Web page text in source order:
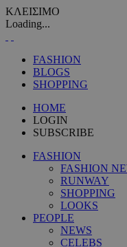
ΚΛΕΙΣΙΜΟ
Loading...
FASHION
BLOGS
SHOPPING
HOME
LOGIN
SUBSCRIBE
FASHION
FASHION
RUNWAY
SHOPPING
LOOKS
PEOPLE
NEWS
CELEBS